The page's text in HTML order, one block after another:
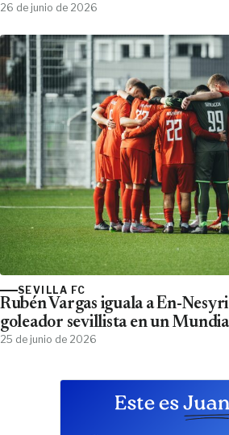
26 de junio de 2026
SEVILLA FC
Rubén Vargas iguala a En-
goleador sevillista en un
25 de junio de 2026